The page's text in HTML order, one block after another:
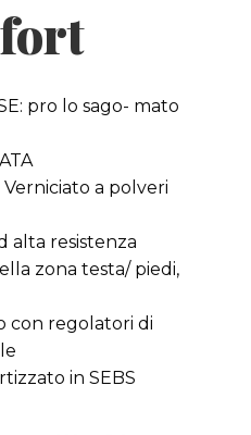
pro lo sago- mato
Verniciato a polveri
alta resistenza
zona testa/ piedi,
con regolatori di
in SEBS